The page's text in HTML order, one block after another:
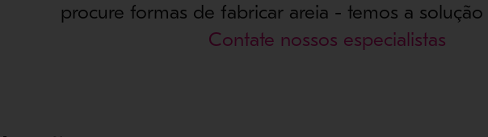
procure formas de fabricar areia - temos a solução
Contate nossos especialistas